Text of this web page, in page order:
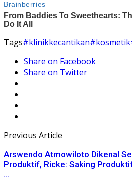
Tags#klinikkecantikan#kosmetik
Share on Facebook
Share on Twitter
Previous Article
Arswendo Atmowiloto Dikenal
Produktif, Ricke: Saking
...